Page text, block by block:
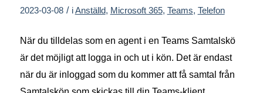
2023-03-08 / iAnställd, Microsoft 365, Teams, Telefon
När du tilldelas som en agent i en Teams Samtalskö
är det möjligt att logga in och ut i kön. Det är endast
när du är inloggad som du kommer att få samtal från